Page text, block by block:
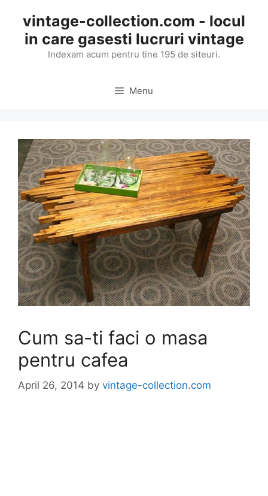
content
vintage-collection.com - locul
in care gasesti lucruri vintage
Indexam acum pentru tine 195 de siteuri.
Menu
Cum sa-ti faci o masa
pentru cafea
April 26, 2014 by vintage-collection.com